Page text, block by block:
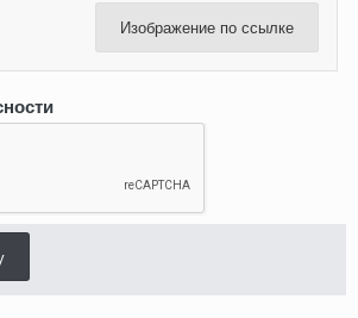
Изображение по ссылке